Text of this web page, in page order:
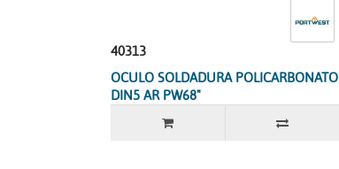
40313
OCULO SOLDADURA POLICARBONATO
DIN5 AR PW68"